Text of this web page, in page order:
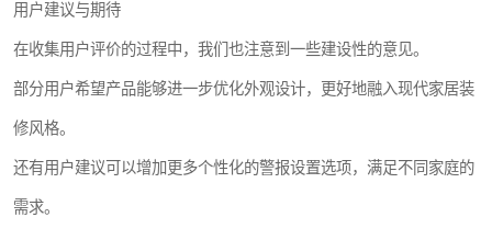
用户建议与期待
在收集用户评价的过程中，我们也注意到一些建设性的意见。
部分用户希望产品能够进一步优化外观设计，更好地融入现代家居装
修风格。
还有用户建议可以增加更多个性化的警报设置选项，满足不同家庭的
需求。